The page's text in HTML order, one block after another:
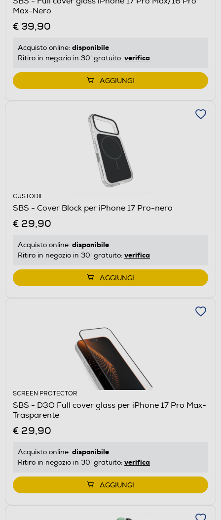
Max-Nero
€ 39,90
Acquisto online: disponibile
Ritiro in negozio in 30' gratuito: verifica
AGGIUNGI
CUSTODIE
SBS - Cover Block per iPhone 17 Pro-nero
€ 29,90
Acquisto online: disponibile
Ritiro in negozio in 30' gratuito: verifica
AGGIUNGI
SCREEN PROTECTOR
SBS - D3O Full cover glass per iPhone 17 Pro Max-
Trasparente
€ 29,90
Acquisto online: disponibile
Ritiro in negozio in 30' gratuito: verifica
AGGIUNGI